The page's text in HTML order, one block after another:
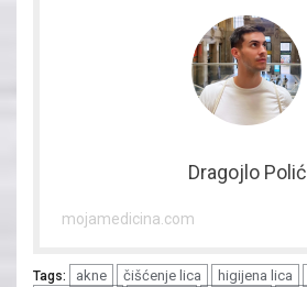
Dragojlo Polić
mojamedicina.com
Tags: akne čišćenje lica higijena lica